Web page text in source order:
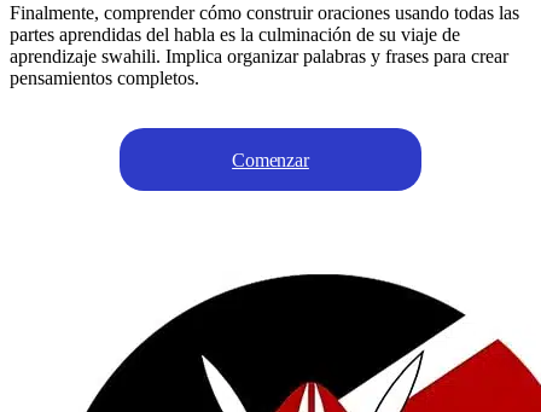
Finalmente, comprender cómo construir oraciones usando todas las
partes aprendidas del habla es la culminación de su viaje de
aprendizaje swahili. Implica organizar palabras y frases para crear
pensamientos completos.
Comenzar